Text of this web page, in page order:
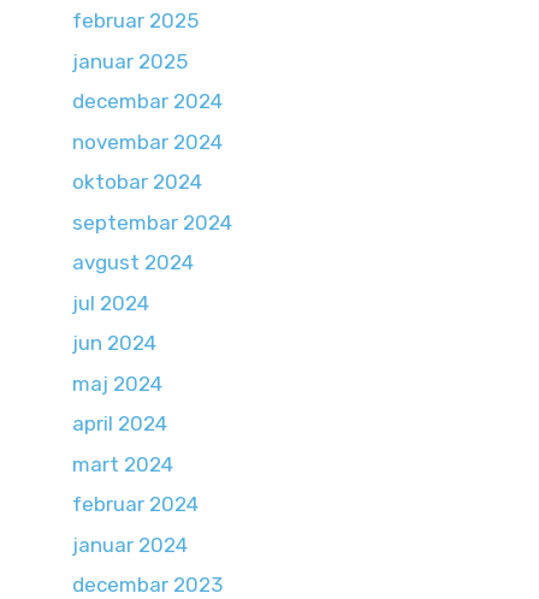
februar 2025
januar 2025
decembar 2024
novembar 2024
oktobar 2024
septembar 2024
avgust 2024
jul 2024
jun 2024
maj 2024
april 2024
mart 2024
februar 2024
januar 2024
decembar 2023